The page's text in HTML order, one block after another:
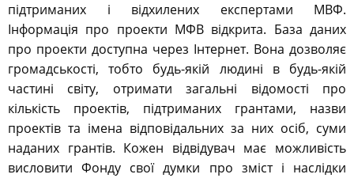
підтриманих і відхилених експертами МВФ.
Інформація про проекти МФВ відкрита. База даних
про проекти доступна через Інтернет. Вона дозволяє
громадськості, тобто будь-якій людині в будь-якій
частині світу, отримати загальні відомості про
кількість проектів, підтриманих грантами, назви
проектів та імена відповідальних за них осіб, суми
наданих грантів. Кожен відвідувач має можливість
висловити Фонду свої думки про зміст і наслідки